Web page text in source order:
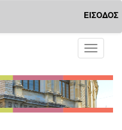
ΕΙΣΟΔΟΣ
Toggle